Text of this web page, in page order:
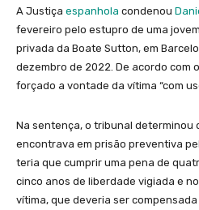
A Justiça espanhola condenou
fevereiro pelo estupro de uma
privada da Boate Sutton, em
dezembro de 2022. De acordo com
forçado a vontade da vítima “com
Na sentença, o tribunal determinou
encontrava em prisão preventiva
teria que cumprir uma pena de
cinco anos de liberdade vigiada e
vítima, que deveria ser compensada